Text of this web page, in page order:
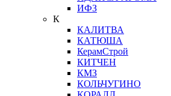
ИФЗ
К
КАЛИТВА
КАТЮША
КерамСтрой
КИТЧЕН
КМЗ
КОЛЬЧУГИНО